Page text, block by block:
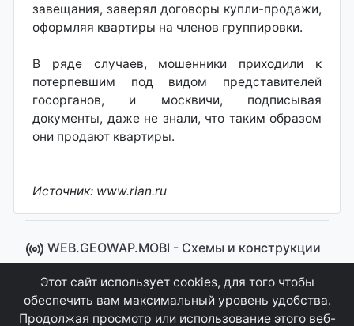
завещания, заверял договоры купли-продажи,
оформляя квартиры на членов группировки.
В ряде случаев, мошенники приходили к
потерпевшим под видом представителей
госорганов, и москвичи, подписывая
документы, даже не знали, что таким образом
они продают квартиры.
Источник: www.rian.ru
WEB.GEOWAP.MOBI - Cхемы и конструкции
© 2008 - 2021
Сайт управляется системой "MKateCMS" от Ray
Icemont.
Этот сайт использует cookies, для того чтобы
обеспечить вам максимальный уровень удобства.
Продолжая просмотр или использование этого веб-